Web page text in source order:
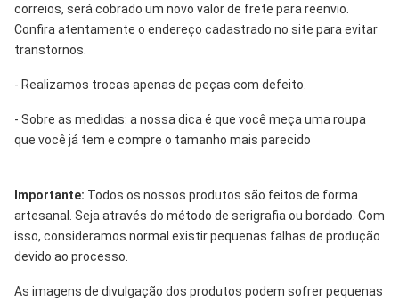
correios, será cobrado um novo valor de frete para reenvio.
Confira atentamente o endereço cadastrado no site para evitar
transtornos.
- Realizamos trocas apenas de peças com defeito.
- Sobre as medidas: a nossa dica é que você meça uma roupa
que você já tem e compre o tamanho mais parecido
Importante: Todos os nossos produtos são feitos de forma
artesanal. Seja através do método de serigrafia ou bordado. Com
isso, consideramos normal existir pequenas falhas de produção
devido ao processo.
As imagens de divulgação dos produtos podem sofrer pequenas